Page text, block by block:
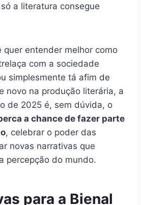
a literatura consegue
quer entender melhor como
com a sociedade
simplesmente tá afim de
novo na produção literária, a
de 2025 é, sem dúvida, o
a chance de fazer parte
, celebrar o poder das
novas narrativas que
percepção do mundo.
para a Bienal